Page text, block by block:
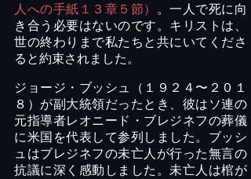
人への手紙１３章５節）
。一人で死に向
き合う必要はないのです。キリストは、
世の終わりまで私たちと共にいてくださ
ると約束されました。
ジョージ・ブッシュ（１９２４ 〜２０１
８） が副大統領だったとき、彼はソ連の
元指導者レオニード・ブレジネフの葬儀
に米国を代表して参列しました。ブッシ
ュはブレジネフの未亡人が行った無言の
抗議に深く感動しました。未亡人は棺が